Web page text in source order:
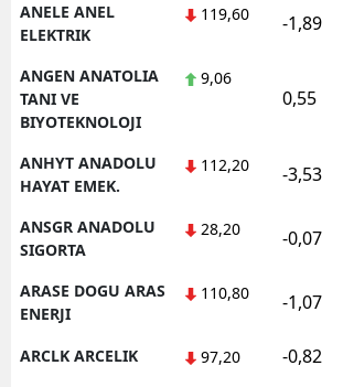
ANELE ANEL
ELEKTRIK
119,60 -1,89
ANGEN ANATOLIA
TANI VE
BIYOTEKNOLOJI
9,06
0,55
ANHYT ANADOLU
HAYAT EMEK.
112,20 -3,53
ANSGR ANADOLU
SIGORTA
28,20 -0,07
ARASE DOGU ARAS
ENERJI
110,80 -1,07
ARCLK ARCELIK 97,20 -0,82